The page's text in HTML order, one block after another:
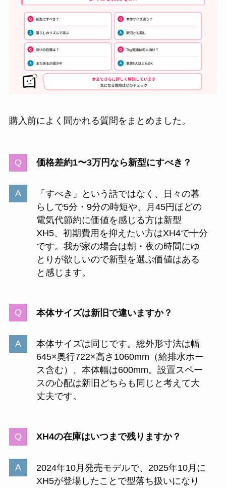
購入前によく聞かれる質問をまとめました。
価格差約1〜3万円なら新型にすべき？
「すべき」という話ではなく、日々の暮
らしで5分・9分の時短や、月45円ほどの
電気代節約に価値を感じる方は新型
XH5、初期費用を抑えたい方はXH4で十分
です。我が家の場合は朝・夜の時間にゆ
とりが欲しいので新型を選ぶ価値はある
と感じます。
本体サイズは新旧で違いますか？
本体サイズは同じです。総外形寸法は幅
645×奥行722×高さ1060mm（給排水ホー
ス含む）、本体幅は600mm。設置スペー
スの心配は新旧どちらも同じと考えて大
丈夫です。
XH4の在庫はいつまで残りますか？
2024年10月発売モデルで、2025年10月に
XH5が登場したことで型落ち扱いになり